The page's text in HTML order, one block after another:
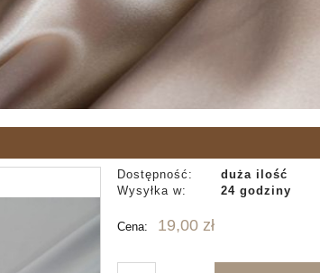
Dostępność:
duża ilość
Wysyłka w:
24 godziny
Cena: 19,00 zł